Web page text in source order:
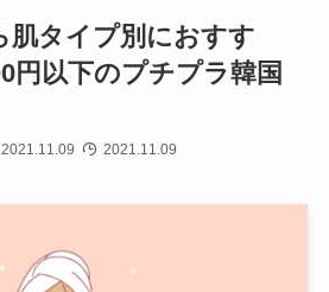
肌タイプ別におすす
円以下のプチプラ韓国
2021.11.09 2021.11.09